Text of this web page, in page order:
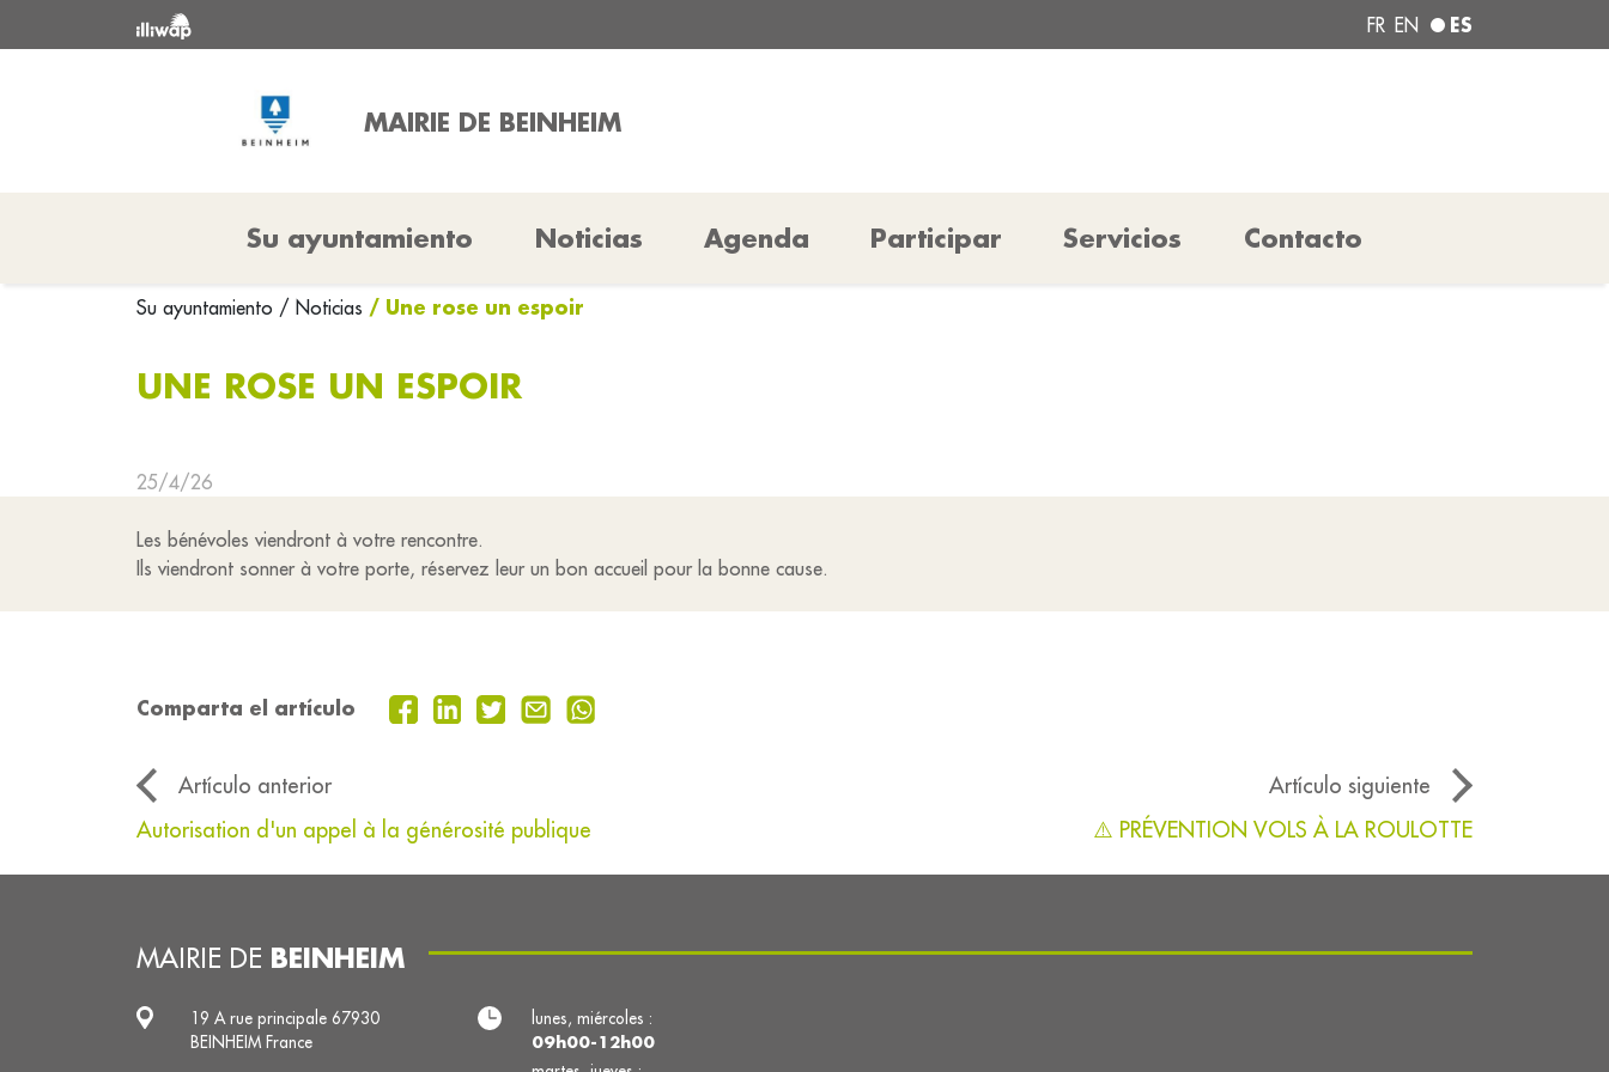
FR EN ES
MAIRIE DE BEINHEIM
Su ayuntamiento Noticias Agenda Participar Servicios Contacto
Su ayuntamiento / Noticias / Une rose un espoir
UNE ROSE UN ESPOIR
25/4/26
Les bénévoles viendront à votre rencontre.
Ils viendront sonner à votre porte, réservez leur un bon accueil pour la bonne cause.
Comparta el artículo
Artículo anterior
Artículo siguiente
Autorisation d'un appel à la générosité publique
⚠️ PRÉVENTION VOLS À LA ROULOTTE
MAIRIE DE BEINHEIM
19 A rue principale 67930
BEINHEIM France
lunes, miércoles :
09h00-12h00